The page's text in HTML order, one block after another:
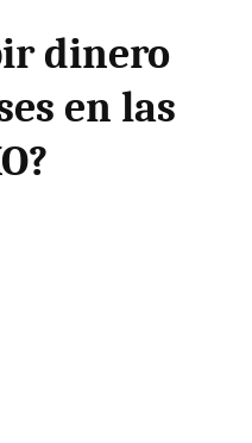
dinero
en las